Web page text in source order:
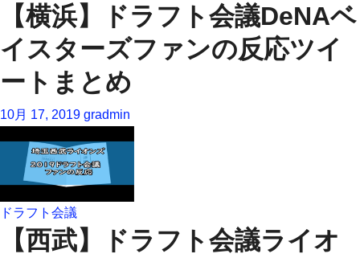
【横浜】ドラフト会議DeNAベ
イスターズファンの反応ツイ
ートまとめ
10月 17, 2019 gradmin
ドラフト会議
【西武】ドラフト会議ライオ